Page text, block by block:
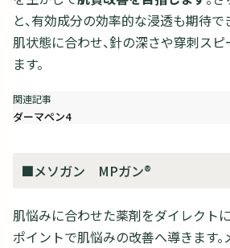
と、有効成分の効率的な浸透も期待で
肌状態に合わせ、針の深さや穿刺ス
ます。
ダーマペン4
■メソガン MPガン®
肌悩みに合わせた薬剤をダイレクト
ポイントで肌悩みの改善へ導きます